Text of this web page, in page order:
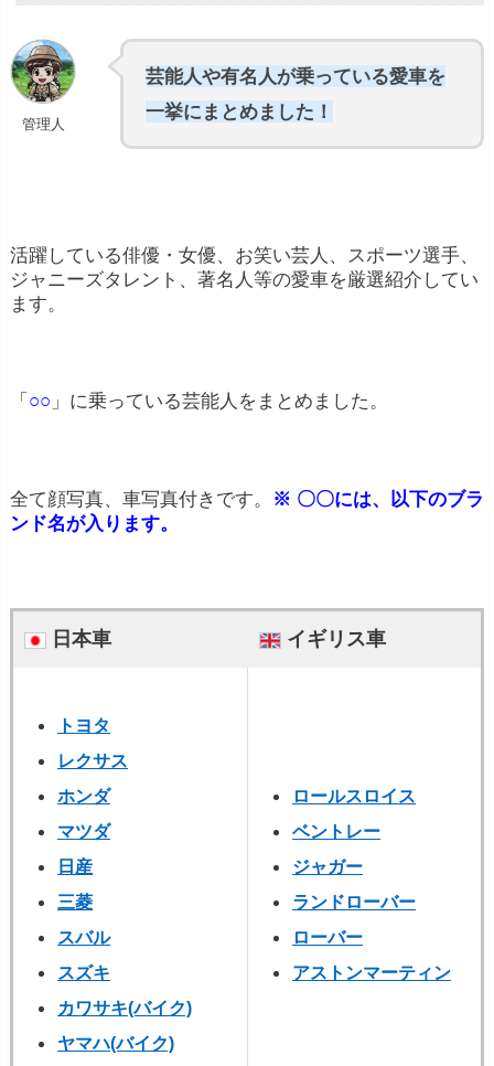
管理人
芸能人や有名人が乗っている愛車を
一挙にまとめました！
活躍している俳優・女優、お笑い芸人、スポーツ選手、
ジャニーズタレント、著名人等の愛車を厳選紹介してい
ます。
「 ○○ 」に乗っている芸能人をまとめました。
全て顔写真、車写真付きです。 ※ 〇〇には、以下のブラ
ンド名が入ります。
日本車 イギリス車
トヨタ
レクサス
ホンダ
マツダ
日産
三菱
スバル
スズキ
カワサキ(バイク)
ヤマハ(バイク)
ロールスロイス
ベントレー
ジャガー
ランドローバー
ローバー
アストンマーティン